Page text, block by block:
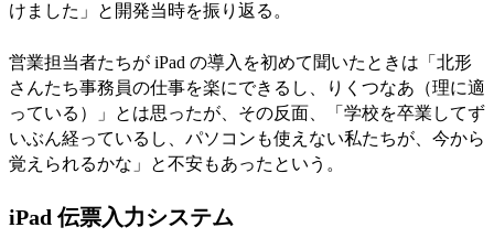
けました」と開発当時を振り返る。
営業担当者たちが iPad の導入を初めて聞いたときは「北形
さんたち事務員の仕事を楽にできるし、りくつなあ（理に適
っている）」とは思ったが、その反面、「学校を卒業してず
いぶん経っているし、パソコンも使えない私たちが、今から
覚えられるかな」と不安もあったという。
iPad 伝票入力システム